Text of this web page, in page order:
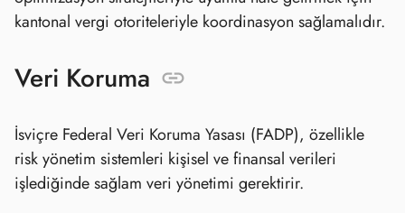
kantonal vergi otoriteleriyle koordinasyon sağlamalıdır.
Veri Koruma
İsviçre Federal Veri Koruma Yasası (FADP), özellikle
risk yönetim sistemleri kişisel ve finansal verileri
işlediğinde sağlam veri yönetimi gerektirir.